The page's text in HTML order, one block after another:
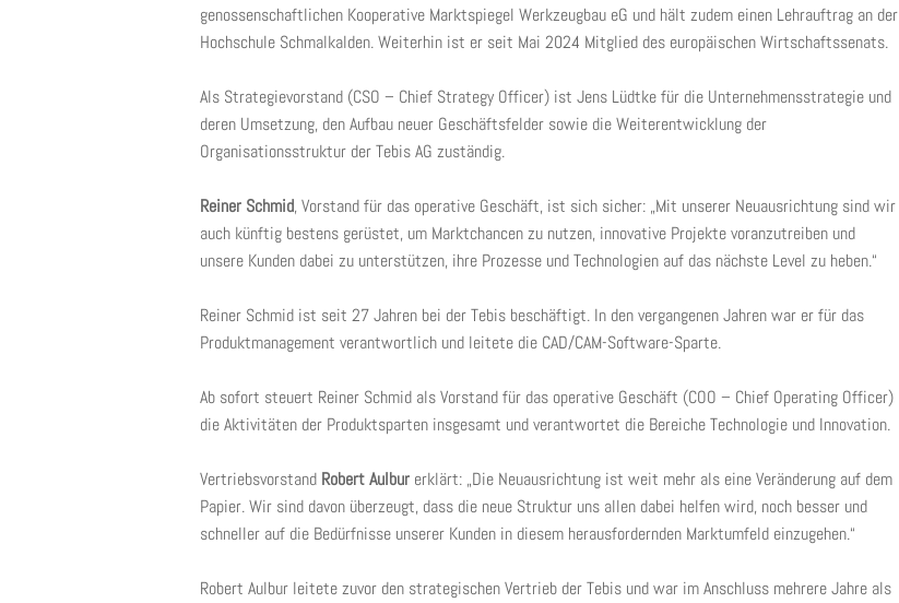
genossenschaftlichen Kooperative Marktspiegel Werkzeugbau eG und hält zudem einen Lehrauftrag an der
Hochschule Schmalkalden. Weiterhin ist er seit Mai 2024 Mitglied des europäischen Wirtschaftssenats.
Als Strategievorstand (CSO – Chief Strategy Officer) ist Jens Lüdtke für die Unternehmensstrategie und
deren Umsetzung, den Aufbau neuer Geschäftsfelder sowie die Weiterentwicklung der
Organisationsstruktur der Tebis AG zuständig.
Reiner Schmid, Vorstand für das operative Geschäft, ist sich sicher: „Mit unserer Neuausrichtung sind wir
auch künftig bestens gerüstet, um Marktchancen zu nutzen, innovative Projekte voranzutreiben und
unsere Kunden dabei zu unterstützen, ihre Prozesse und Technologien auf das nächste Level zu heben.“
Reiner Schmid ist seit 27 Jahren bei der Tebis beschäftigt. In den vergangenen Jahren war er für das
Produktmanagement verantwortlich und leitete die CAD/CAM-Software-Sparte.
Ab sofort steuert Reiner Schmid als Vorstand für das operative Geschäft (COO – Chief Operating Officer)
die Aktivitäten der Produktsparten insgesamt und verantwortet die Bereiche Technologie und Innovation.
Vertriebsvorstand Robert Aulbur erklärt: „Die Neuausrichtung ist weit mehr als eine Veränderung auf dem
Papier. Wir sind davon überzeugt, dass die neue Struktur uns allen dabei helfen wird, noch besser und
schneller auf die Bedürfnisse unserer Kunden in diesem herausfordernden Marktumfeld einzugehen.“
Robert Aulbur leitete zuvor den strategischen Vertrieb der Tebis und war im Anschluss mehrere Jahre als